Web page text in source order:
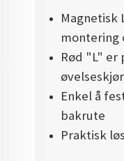
Magnetisk
montering
Rød "L" er
Enkel å
bakrute
Praktisk